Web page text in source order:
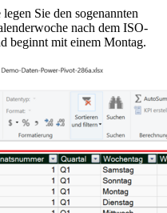
Sie den sogenannten
nach dem ISO-
beginnt mit einem Montag.